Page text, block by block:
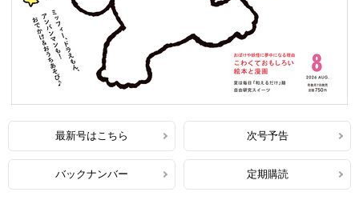
最新号はこちら 次号予告
バックナンバー 定期購読